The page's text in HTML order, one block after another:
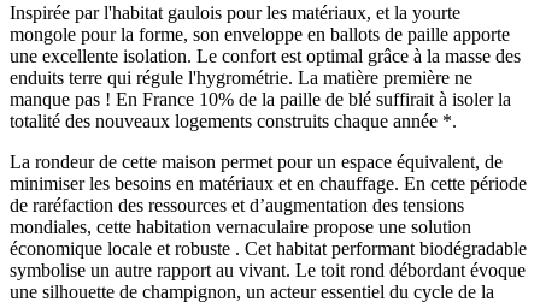
Inspirée par l'habitat gaulois pour les matériaux, et la yourte
mongole pour la forme, son enveloppe en ballots de paille apporte
une excellente isolation. Le confort est optimal grâce à la masse des
enduits terre qui régule l'hygrométrie. La matière première ne
manque pas ! En France 10% de la paille de blé suffirait à isoler la
totalité des nouveaux logements construits chaque année *.
La rondeur de cette maison permet pour un espace équivalent, de
minimiser les besoins en matériaux et en chauffage. En cette période
de raréfaction des ressources et d’augmentation des tensions
mondiales, cette habitation vernaculaire propose une solution
économique locale et robuste . Cet habitat performant biodégradable
symbolise un autre rapport au vivant. Le toit rond débordant évoque
une silhouette de champignon, un acteur essentiel du cycle de la